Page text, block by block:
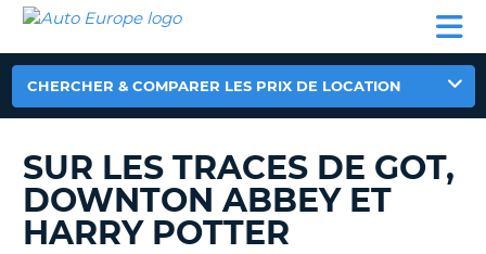
LOCATION
VOITURE
CAMPING-
CAR
CLIENT
AUTO
EUROPE
LOCATION
VOITURE
CAR
PARTENAIRES
SUPPORT
CLIENT
CHERCHER & COMPARER LES PRIX DE LOCATION
SUR LES TRACES DE GOT,
DOWNTON ABBEY ET
HARRY POTTER